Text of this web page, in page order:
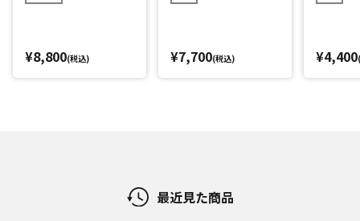
(28)(愛)D-1グランプ
¥8,800(税込)
8)(愛)D-1グランプリ
¥7,700(税込)
グラン
¥4,400
最近見た商品